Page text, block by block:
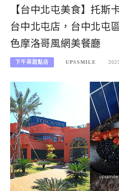
【台中北屯美食】托斯
台中北屯店，台中北屯
色摩洛哥風網美餐廳
下午茶甜點店 UPSSMILE